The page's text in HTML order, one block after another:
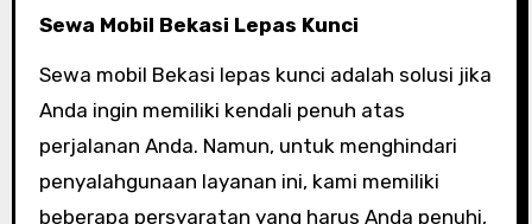
Sewa Mobil Bekasi Lepas Kunci
Sewa mobil Bekasi lepas kunci adalah solusi jika
Anda ingin memiliki kendali penuh atas
perjalanan Anda. Namun, untuk menghindari
penyalahgunaan layanan ini, kami memiliki
beberapa persyaratan yang harus Anda penuhi,